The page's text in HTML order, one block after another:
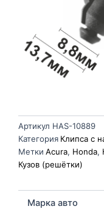
Артикул HAS-10889
Категория Клипса с
Метки Acura, Honda,
Кузов (решётки)
Марка авто